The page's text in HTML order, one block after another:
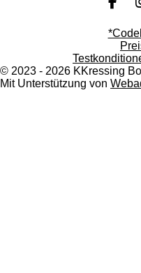
F
c
b
o
o
© 2023 - 2026 KKressing
Mit Unterstützung von